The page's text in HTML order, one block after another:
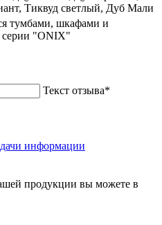
Тиквуд светлый, Дуб Мали
тумбами, шкафами и
серии "ONIX"
Текст отзыва*
информации
продукции вы можете в